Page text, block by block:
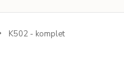
K502 - komplet